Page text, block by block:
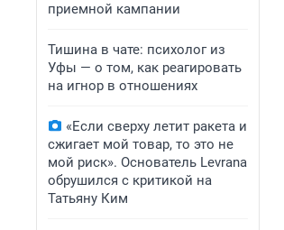
приемной кампании
Тишина в чате: психолог из
Уфы — о том, как реагировать
на игнор в отношениях
«Если сверху летит ракета и
сжигает мой товар, то это не
мой риск». Основатель Levrana
обрушился с критикой на
Татьяну Ким